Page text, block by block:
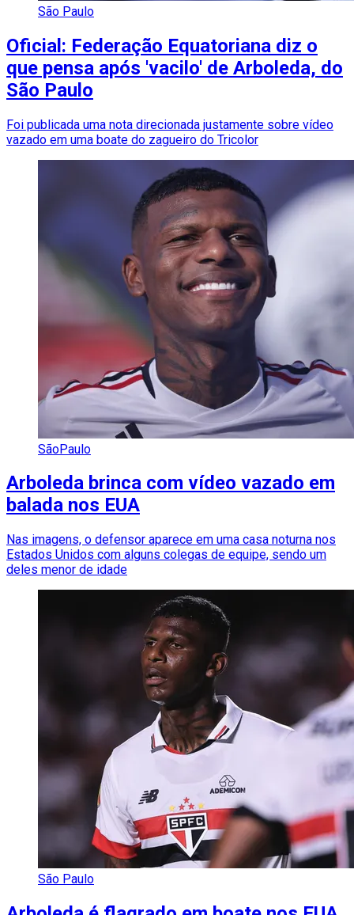
São Paulo
Oficial: Federação Equatoriana diz o
que pensa após 'vacilo' de Arboleda, do
São Paulo
Foi publicada uma nota direcionada justamente sobre vídeo
vazado em uma boate do zagueiro do Tricolor
SãoPaulo
Arboleda brinca com vídeo vazado em
balada nos EUA
Nas imagens, o defensor aparece em uma casa noturna nos
Estados Unidos com alguns colegas de equipe, sendo um
deles menor de idade
São Paulo